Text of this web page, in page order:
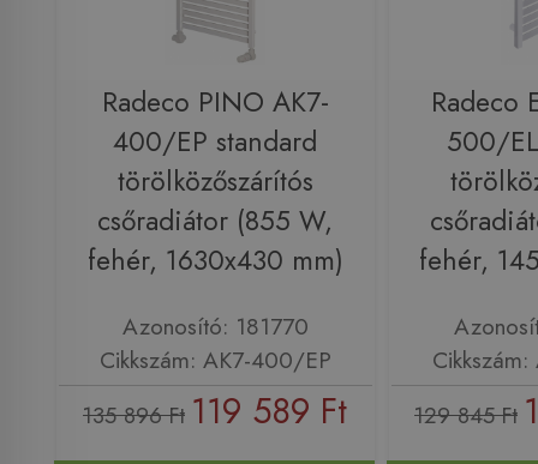
Radeco PINO AK7-
400/EP standard
törölközőszárítós
csőradiátor (855 W,
fehér, 1630x430 mm)
Azonosító: 181770
Cikkszám: AK7-400/EP
135 896 Ft 119 589 Ft
Radeco
500/
fehér,
129 845 Ft